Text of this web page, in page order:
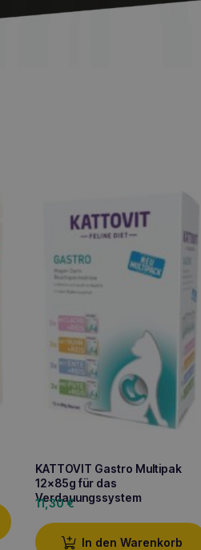
KATTOVIT Gastro Multipak
12x85g für das
Verdauungssystem
11,30€
In den Warenkorb